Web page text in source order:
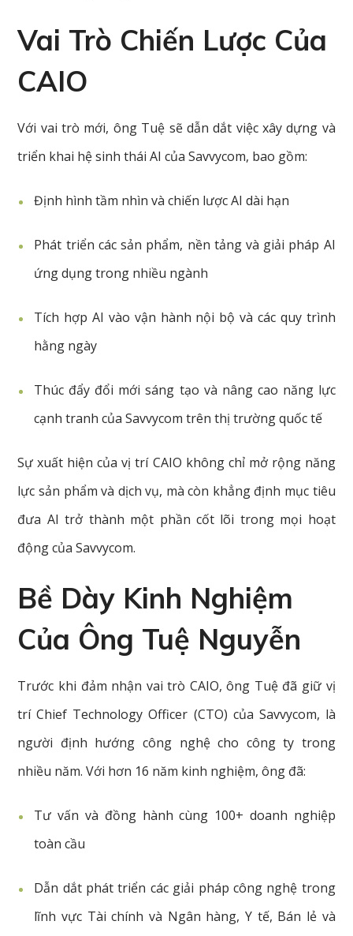
Vai Trò Chiến Lược Của
CAIO
Với vai trò mới, ông Tuệ sẽ dẫn dắt việc xây dựng và
triển khai hệ sinh thái AI của Savvycom, bao gồm:
Định hình tầm nhìn và chiến lược AI dài hạn
Phát triển các sản phẩm, nền tảng và giải pháp AI
ứng dụng trong nhiều ngành
Tích hợp AI vào vận hành nội bộ và các quy trình
hằng ngày
Thúc đẩy đổi mới sáng tạo và nâng cao năng lực
cạnh tranh của Savvycom trên thị trường quốc tế
Sự xuất hiện của vị trí CAIO không chỉ mở rộng năng
lực sản phẩm và dịch vụ, mà còn khẳng định mục tiêu
đưa AI trở thành một phần cốt lõi trong mọi hoạt
động của Savvycom.
Bề Dày Kinh Nghiệm
Của Ông Tuệ Nguyễn
Trước khi đảm nhận vai trò CAIO, ông Tuệ đã giữ vị
trí Chief Technology Officer (CTO) của Savvycom, là
người định hướng công nghệ cho công ty trong
nhiều năm. Với hơn 16 năm kinh nghiệm, ông đã:
Tư vấn và đồng hành cùng 100+ doanh nghiệp
toàn cầu
Dẫn dắt phát triển các giải pháp công nghệ trong
lĩnh vực Tài chính và Ngân hàng, Y tế, Bán lẻ và